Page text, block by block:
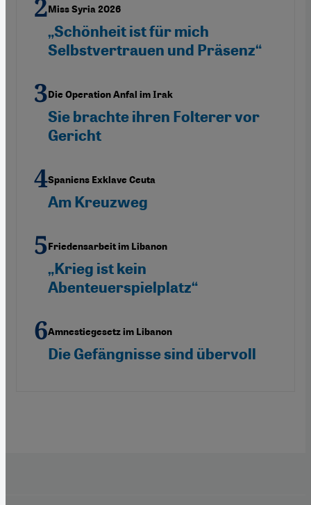
Miss Syria 2026
„Schönheit ist für mich
Selbstvertrauen und Präsenz“
Die Operation Anfal im Irak
Sie brachte ihren Folterer vor
Gericht
Spaniens Exklave Ceuta
Am Kreuzweg
Friedensarbeit im Libanon
„Krieg ist kein
Abenteuerspielplatz“
Amnestiegesetz im Libanon
Die Gefängnisse sind übervoll